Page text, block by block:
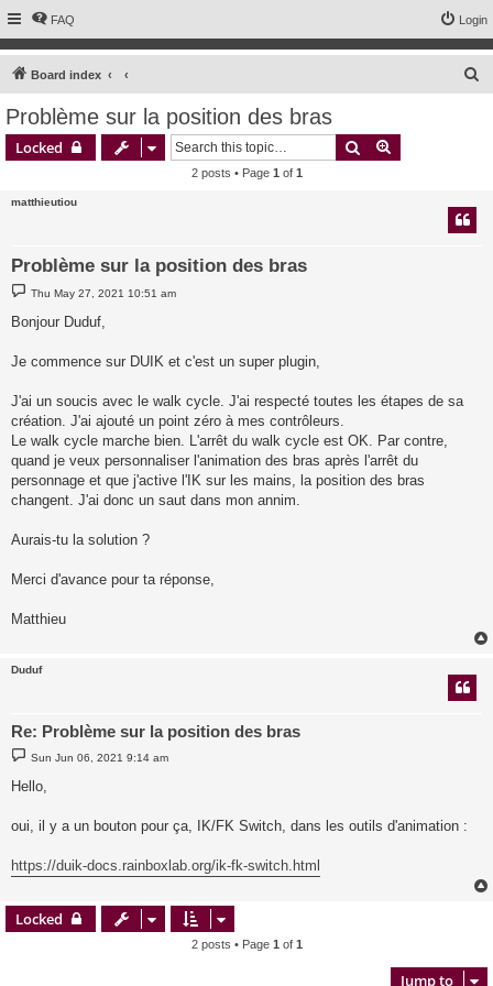
FAQ Login
Board index
Problème sur la position des bras
Locked Search
2 posts • Page 1 of 1
matthieutiou
Problème sur la position des bras
P
o
t
Thu May 27, 2021 10:51 am
Bonjour Duduf,
Je commence sur DUIK et c'est un super plugin,
J'ai un soucis avec le walk cycle. J'ai respecté toutes les étapes de sa
création. J'ai ajouté un point zéro à mes contrôleurs.
Le walk cycle marche bien. L'arrêt du walk cycle est OK. Par contre,
quand je veux personnaliser l'animation des bras après l'arrêt du
personnage et que j'active l'IK sur les mains, la position des bras
changent. J'ai donc un saut dans mon annim.
Aurais-tu la solution ?
Merci d'avance pour ta réponse,
Matthieu
Duduf
Re: Problème sur la position des bras
P
o
s
t
Sun Jun 06, 2021 9:14 am
Hello,
oui, il y a un bouton pour ça, IK/FK Switch, dans les outils d'animation :
https://duik-docs.rainboxlab.org/ik-fk-switch.html
Locked
2 posts • Page 1 of 1
Jump to